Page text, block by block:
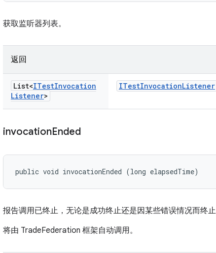
获取监听器列表。
返回
List<ITestInvocation
Listener>
ITestInvocationListener
invocationEnded
public void invocationEnded (long elapsedTime)
报告调用已终止，无论是成功终止还是因某些错误情况而终止
将由 TradeFederation 框架自动调用。